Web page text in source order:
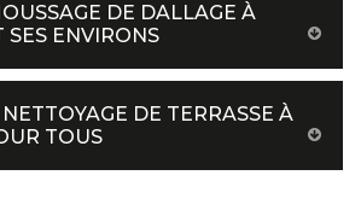
DE DALLAGE À
SES ENVIRONS
DE TERRASSE À
TOUS